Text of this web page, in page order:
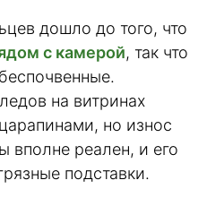
дошло до того, что
с камерой, так что
на витринах
но износ
вполне реален, и его
подставки.